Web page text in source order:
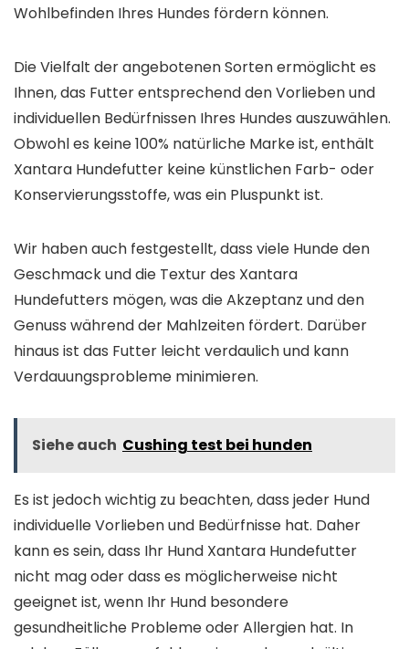
Wohlbefinden Ihres Hundes fördern können.
Die Vielfalt der angebotenen Sorten ermöglicht es
Ihnen, das Futter entsprechend den Vorlieben und
individuellen Bedürfnissen Ihres Hundes auszuwählen.
Obwohl es keine 100% natürliche Marke ist, enthält
Xantara Hundefutter keine künstlichen Farb- oder
Konservierungsstoffe, was ein Pluspunkt ist.
Wir haben auch festgestellt, dass viele Hunde den
Geschmack und die Textur des Xantara
Hundefutters mögen, was die Akzeptanz und den
Genuss während der Mahlzeiten fördert. Darüber
hinaus ist das Futter leicht verdaulich und kann
Verdauungsprobleme minimieren.
Siehe auch Cushing test bei hunden
Es ist jedoch wichtig zu beachten, dass jeder Hund
individuelle Vorlieben und Bedürfnisse hat. Daher
kann es sein, dass Ihr Hund Xantara Hundefutter
nicht mag oder dass es möglicherweise nicht
geeignet ist, wenn Ihr Hund besondere
gesundheitliche Probleme oder Allergien hat. In